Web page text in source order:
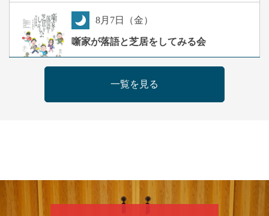
8月 7日（金）
噺家が落語と芝居をしてみる会
桂米之助／桂団治郎／桂弥太郎／桂米舞／是
開演：午後6時30分（6時開場）全席指定
前売3,500円 当日4,000円
日（土）
一覧を見る